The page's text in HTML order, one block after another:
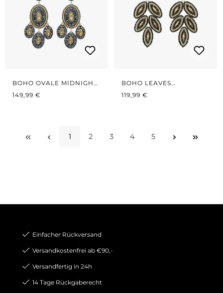
BOHO OVALE MIDNIGHT
BLUE
REGULÄRER PREIS:
149,99 €
BOHO LEAVES
BLACK/GOLD
REGULÄRER PREIS:
119,99 €
Seite
1 Seite
2 Seite
3 Seite
4 Seite
5
Einfacher Rückversand
Versandkostenfrei ab €90,-
Versandfertig in 24h
14 Tage Rückgaberecht